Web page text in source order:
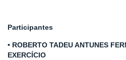
Participantes
• ROBERTO TADEU ANTUNES
EXERCÍCIO